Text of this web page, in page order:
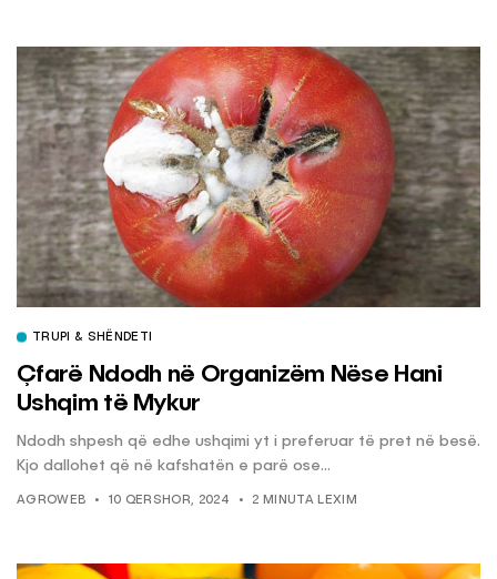
TRUPI & SHËNDETI
Çfarë Ndodh në Organizëm Nëse Hani
Ushqim të Mykur
Ndodh shpesh që edhe ushqimi yt i preferuar të pret në besë.
Kjo dallohet që në kafshatën e parë ose...
AGROWEB 10 QERSHOR, 2024 2 MINUTA LEXIM